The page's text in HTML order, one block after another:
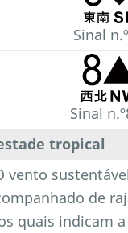
Sinal
Sinal
tropical
de
quais indicam